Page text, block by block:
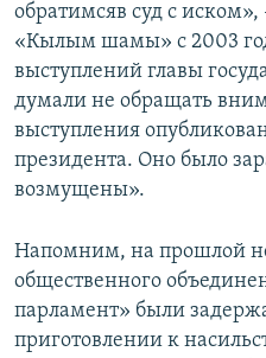
обратимсяв суд с иском»,
«Кылым шамы» с 2003
выступлений главы
думали не обращать
выступления
президента. Оно было
возмущены».
Напомним, на прошлой
общественного
парламент» были
приготовлении к